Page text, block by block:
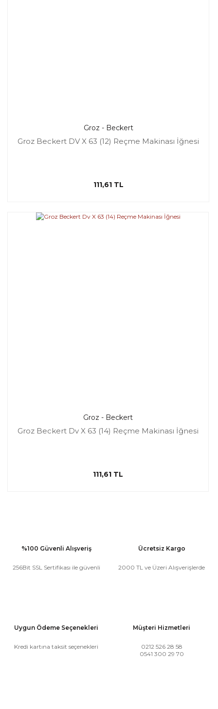
Groz - Beckert
Groz Beckert DV X 63 (12) Reçme Makinası İğnesi
111,61 TL
Groz - Beckert
Groz Beckert Dv X 63 (14) Reçme Makinası İğnesi
111,61 TL
%100 Güvenli Alışveriş
256Bit SSL Sertifikası ile güvenli
Ücretsiz Kargo
2000 TL ve Üzeri Alışverişlerde
Uygun Ödeme Seçenekleri
Kredi kartına taksit seçenekleri
Müşteri Hizmetleri
0212 526 28 58
0541 300 29 70